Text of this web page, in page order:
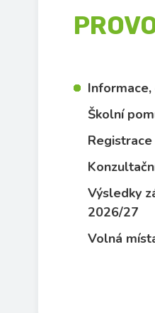
Školní
Výsledky
2026/27
Volná